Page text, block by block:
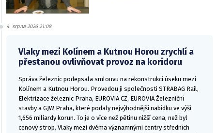
4. srpna 2026 21:08
Vlaky mezi Kolínem a Kutnou Horou zrychlí a
přestanou ovlivňovat provoz na koridoru
Správa železnic podepsala smlouvu na rekonstrukci úseku mezi
Kolínem a Kutnou Horou. Provedou ji společnosti STRABAG Rail,
Elektrizace železnic Praha, EUROVIA CZ, EUROVIA Železniční
stavby a GJW Praha, které podaly nejvýhodnější nabídku ve výši
1,656 miliardy korun. To je o více než pětinu nižší cena, než byl
cenový strop. Vlaky mezi dvěma významnými centry středních